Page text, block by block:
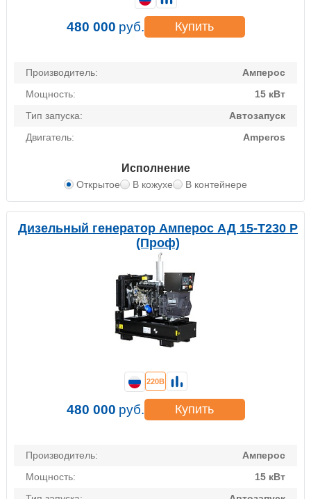
Производитель:
Амперос
Мощность:
15 кВт
Тип запуска:
Автозапуск
Двигатель:
Amperos
Исполнение
Открытое В кожухе В контейнере
480 000 руб. Купить
Дизельный генератор Амперос АД 15-Т230 P
(Проф)
Производитель:
Амперос
Мощность:
15 кВт
220В
480 000 руб. Купить